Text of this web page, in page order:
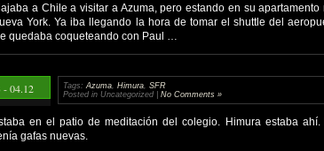
a Chile a visitar a Azuma, pero estando en su
York. Ya iba llegando la hora de tomar el shuttle del
quedaba coqueteando con Paul …
- 04.12 Tags: Azuma Himura SFR
Posted in Uncategorized | No Comments »
en el patio de meditación del colegio. Himura estaba ahí.
gafas nuevas.